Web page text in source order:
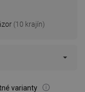
(10 krajín)
varianty